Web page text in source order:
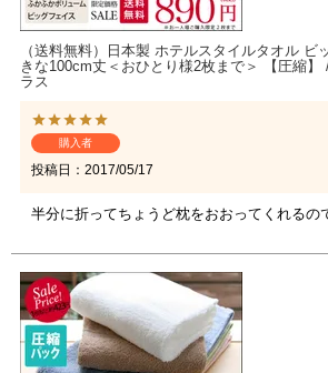
（送料無料）日本製 ホテルスタイルタオル ビ
きな100cm丈＜おひとり様2枚まで＞ 【圧縮
ラス
購入者
投稿日 2017/05/17
半分に折ってちょうど枕をおおってくれるの